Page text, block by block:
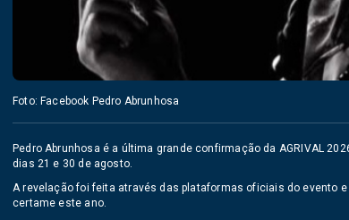
Foto: Facebook Pedro Abrunhosa
Pedro Abrunhosa é a última grande confirmação da AGRIVAL
dias 21 e 30 de agosto.
A revelação foi feita através das plataformas oficiais do evento
certame este ano.